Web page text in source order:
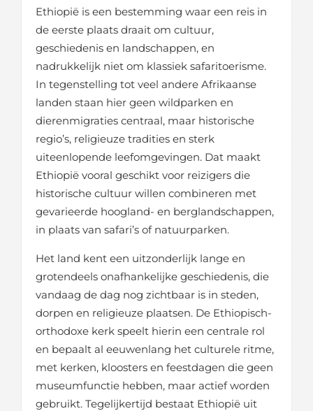
Ethiopië is een bestemming waar een reis in
de eerste plaats draait om cultuur,
geschiedenis en landschappen, en
nadrukkelijk niet om klassiek safaritoerisme.
In tegenstelling tot veel andere Afrikaanse
landen staan hier geen wildparken en
dierenmigraties centraal, maar historische
regio’s, religieuze tradities en sterk
uiteenlopende leefomgevingen. Dat maakt
Ethiopië vooral geschikt voor reizigers die
historische cultuur willen combineren met
gevarieerde hoogland- en berglandschappen,
in plaats van safari’s of natuurparken.
Het land kent een uitzonderlijk lange en
grotendeels onafhankelijke geschiedenis, die
vandaag de dag nog zichtbaar is in steden,
dorpen en religieuze plaatsen. De Ethiopisch-
orthodoxe kerk speelt hierin een centrale rol
en bepaalt al eeuwenlang het culturele ritme,
met kerken, kloosters en feestdagen die geen
museumfunctie hebben, maar actief worden
gebruikt. Tegelijkertijd bestaat Ethiopië uit